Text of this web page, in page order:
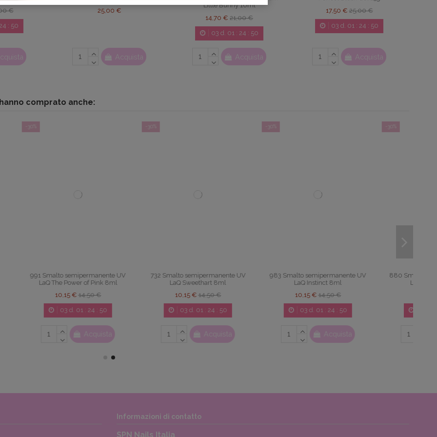
€
24 : 49
25,00 €
Acquista
Little Bunny 10ml
14,70 € 21,00 €
03 d. 01 : 24 : 49
Acquista
17,50 €25,00 €
03 d. 01 : 24 : 49
Acquista
comprato anche:
UV
732 Smalto semipermanente UV
LaQ Sweethart 8ml
10,15 €
03 d.
983 Smalto semipermanente UV
LaQ Instinct 8ml
10,15 €
03 d.
880 Smalto semipermanente UV
LaQ Rose Gold 8ml
10,15 €
03 d.
Informazioni di contatto
SPN Nails Italia